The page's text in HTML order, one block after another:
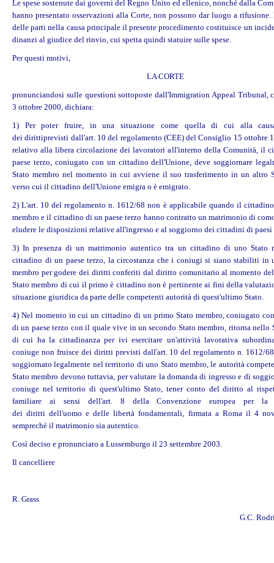
Le spese sostenute dai governi del Regno Unito ed ellenico, nonché dalla
hanno presentato osservazioni alla Corte, non possono dar luogo a
delle parti nella causa principale il presente procedimento costituisce un
dinanzi al giudice del rinvio, cui spetta quindi statuire sulle spese.
Per questi motivi,
LA CORTE
pronunciandosi sulle questioni sottoposte dall'Immigration Appeal Tribunal,
3 ottobre 2000, dichiara:
1) Per poter fruire, in una situazione come quella di cui alla
deidirittiprevisti dall'art. 10 del regolamento (CEE) del Consiglio 15 ottobre
relativo alla libera circolazione dei lavoratori all'interno della Comunità, il
paese terzo, coniugato con un cittadino dell'Unione, deve soggiornare
Stato membro nel momento in cui avviene il suo trasferimento in un altro
verso cui il cittadino dell'Unione emigra o è emigrato.
2) L'art. 10 del regolamento n. 1612/68 non è applicabile quando il
membro e il cittadino di un paese terzo hanno contratto un matrimonio di
eludere le disposizioni relative all'ingresso e al soggiorno dei cittadini di paesi
3) In presenza di un matrimonio autentico tra un cittadino di uno Stato
cittadino di un paese terzo, la circostanza che i coniugi si siano stabiliti in
membro per godere dei diritticonferiti dal diritto comunitario al momento
Stato membro di cui il primo è cittadino non è pertinente ai fini della
situazione giuridica da parte delle competenti autorità di quest'ultimo Stato.
4) Nel momento in cui un cittadino di un primo Stato membro, coniugato
di un paese terzo con il quale vive in un secondo Stato membro, ritorna nello
di cui ha la cittadinanza per ivi esercitare un'attività lavorativa
coniuge non fruisce dei dirittiprevisti dall'art. 10 del regolamento n. 1612/
soggiornato legalmente nel territorio di uno Stato membro, le autorità
Stato membro devono tuttavia, per valutare la domanda di ingresso e di
coniuge nel territorio di quest'ultimo Stato, tener conto del diritto al
familiare ai sensi dell'art. 8 della Convenzione europea per la
deidiritti dell'uomo e delle libertà fondamentali, firmata a Roma il 4
sempreché il matrimonio sia autentico.
Così deciso e pronunciato a Lussemburgo il 23 settembre 2003.
Il cancelliere
R. Grass
G.C.